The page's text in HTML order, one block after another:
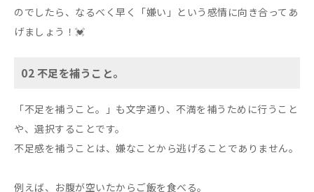
のでしたら、なるべく早く「嫌い」という感情に向き合ってあ
げましょう！💓
02 不足を補うこと。
「不足を補うこと。」も文字通り、不満を補うために行うこと
や、選択することです。
不足感を補うことは、嫌なことから逃げることでありません。
例えば、お腹が空いたからご飯を食べる。